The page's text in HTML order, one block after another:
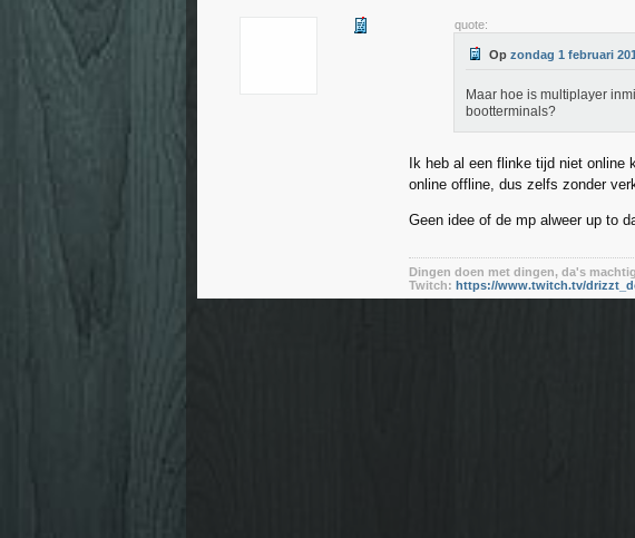
quote:
Op zondag 1 februari
Maar hoe is multiplayer
bootterminals?
Ik heb al een flinke tijd niet online
online offline, dus zelfs zonder
Geen idee of de mp alweer up to
Dingen doen met dingen, da's
Twitch: https://www.twitch.tv/